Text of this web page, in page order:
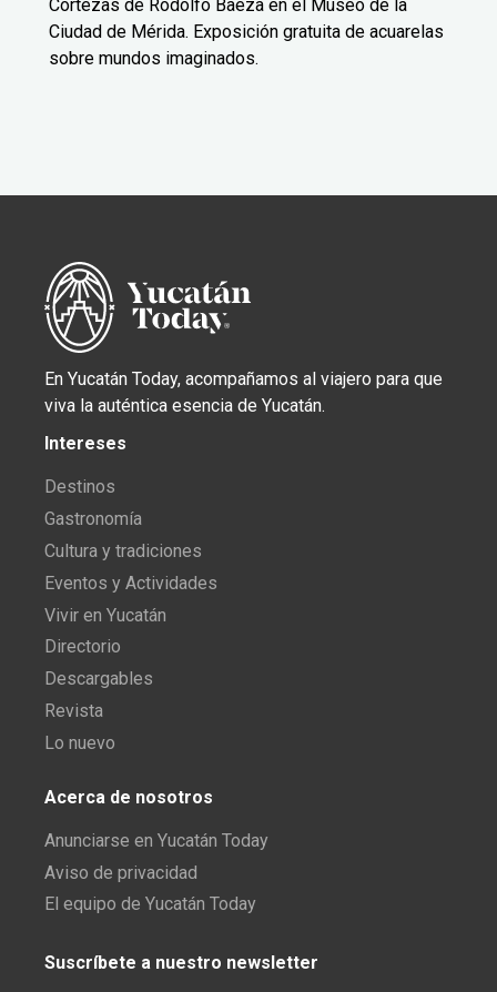
Cortezas de Rodolfo Baeza en el Museo de la
Ciudad de Mérida. Exposición gratuita de acuarelas
sobre mundos imaginados.
En Yucatán Today, acompañamos al viajero para que
viva la auténtica esencia de Yucatán.
Intereses
Destinos
Gastronomía
Cultura y tradiciones
Eventos y Actividades
Vivir en Yucatán
Directorio
Descargables
Revista
Lo nuevo
Acerca de nosotros
Anunciarse en Yucatán Today
Aviso de privacidad
El equipo de Yucatán Today
Suscríbete a nuestro newsletter